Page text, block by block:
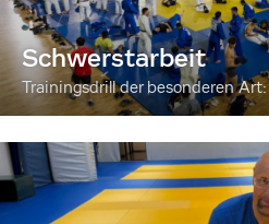
Schwerstarbeit
Trainingsdrill der besonderen